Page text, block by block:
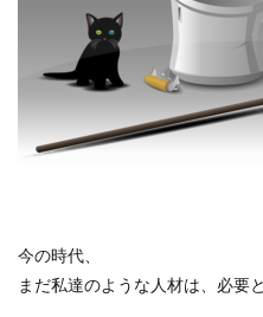
今の時代、
まだ私達のような人材は、必要